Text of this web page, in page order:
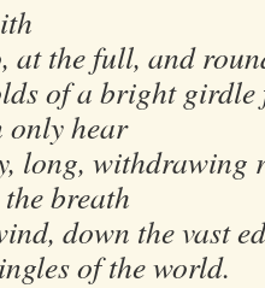
at the full, and
of a bright girdle
only hear
long, withdrawing
breath
down the vast
of the world.